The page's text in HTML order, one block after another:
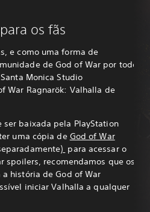
os fãs
e como uma forma de
de God of War por todo
Monica Studio
War Ragnarök: Valhalla de
ser baixada pela PlayStation
uma cópia de God of War
para acessar o
spoilers, recomendamos que os
história de God of War
iniciar Valhalla a qualquer